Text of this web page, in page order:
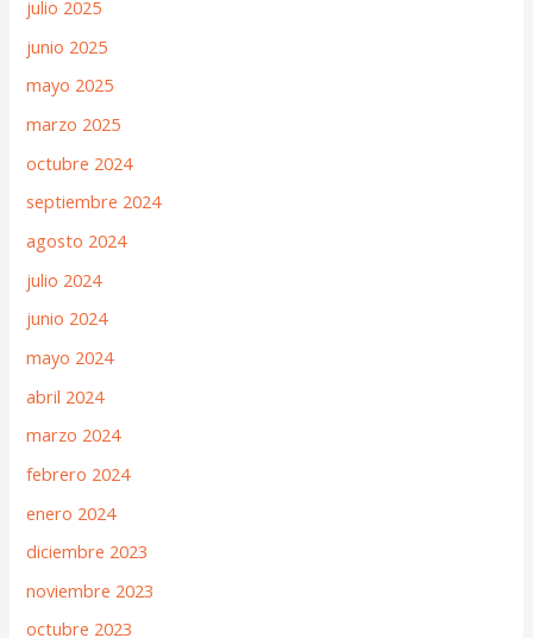
julio 2025
junio 2025
mayo 2025
marzo 2025
octubre 2024
septiembre 2024
agosto 2024
julio 2024
junio 2024
mayo 2024
abril 2024
marzo 2024
febrero 2024
enero 2024
diciembre 2023
noviembre 2023
octubre 2023